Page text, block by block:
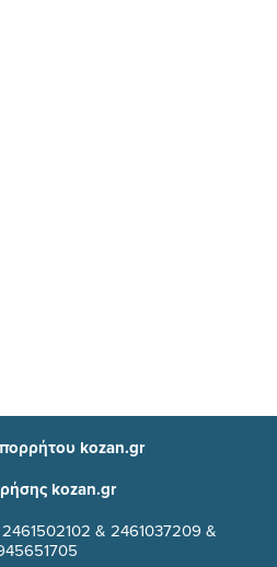
kozan.gr
kozan.gr
& 2461037209 &